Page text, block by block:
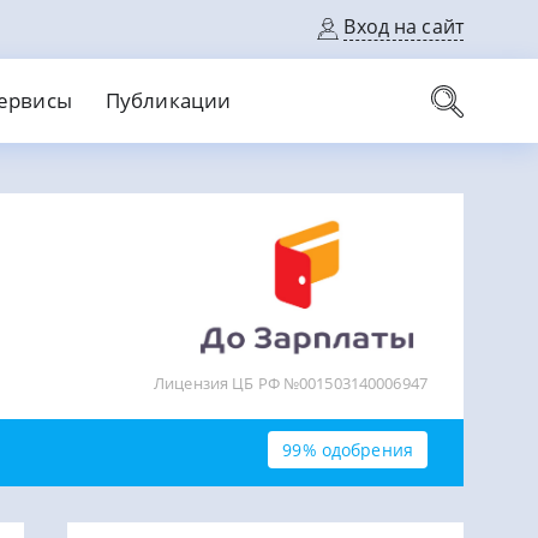
Вход на сайт
Без кредитной истории
Без справок
На длительный срок
Публикации
Лицензия ЦБ РФ №001503140006947
99% одобрения